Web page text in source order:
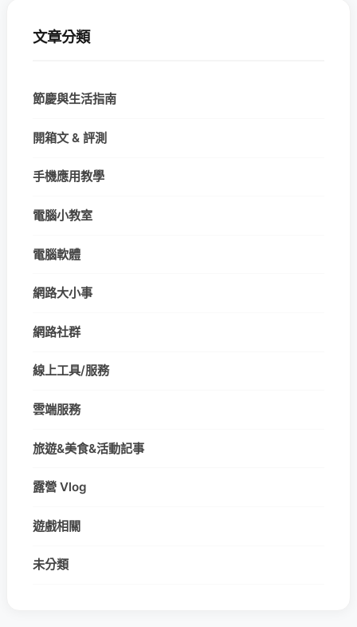
文章分類
節慶與生活指南
開箱文 & 評測
手機應用教學
電腦小教室
電腦軟體
網路大小事
網路社群
線上工具/服務
雲端服務
旅遊&美食&活動記事
露營 Vlog
遊戲相關
未分類